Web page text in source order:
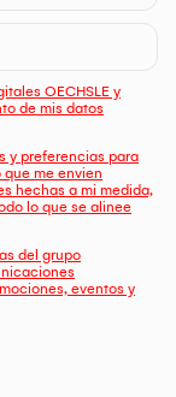
OECHSLE y
de mis datos
y preferencias para
me envien
hechas a mi medida,
lo que se alinee
del grupo
eventos y